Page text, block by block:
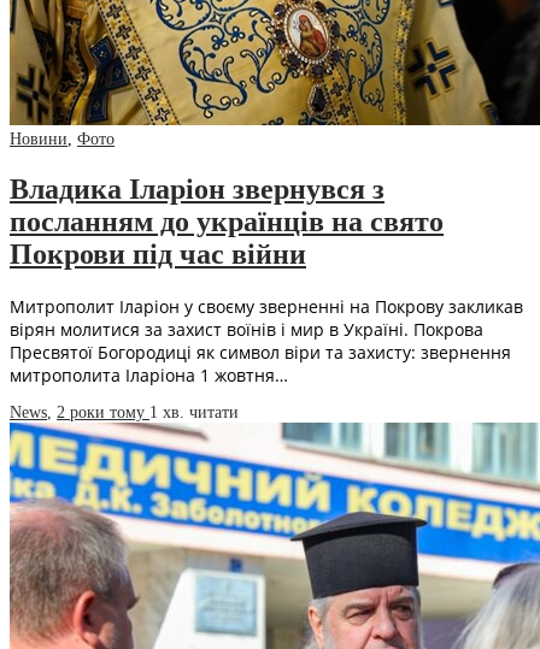
Новини, Фото
Владика Іларіон звернувся з
посланням до українців на свято
Покрови під час війни
Митрополит Іларіон у своєму зверненні на Покрову закликав
вірян молитися за захист воїнів і мир в Україні. Покрова
Пресвятої Богородиці як символ віри та захисту: звернення
митрополита Іларіона 1 жовтня…
News, 2 роки тому 1 хв. читати